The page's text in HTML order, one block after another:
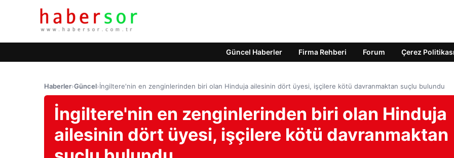
Güncel Haberler Firma Rehberi Forum Çerez Politikası
Haberler›Güncel›İngiltere'nin en zenginlerinden biri olan Hinduja ailesinin dört üyesi, işçilere kötü davranmaktan suçlu bulundu
İngiltere'nin en zenginlerinden biri olan Hinduja
ailesinin dört üyesi, işçilere kötü davranmaktan